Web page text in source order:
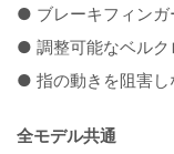
● ブレーキフィンガ
● 調整可能なベルク
● 指の動きを阻害し
全モデル共通